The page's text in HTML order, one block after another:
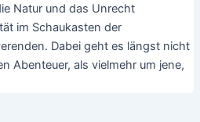
Natur und das Unrecht
im Schaukasten der
Dabei geht es längst nicht
Abenteuer, als vielmehr um jene,